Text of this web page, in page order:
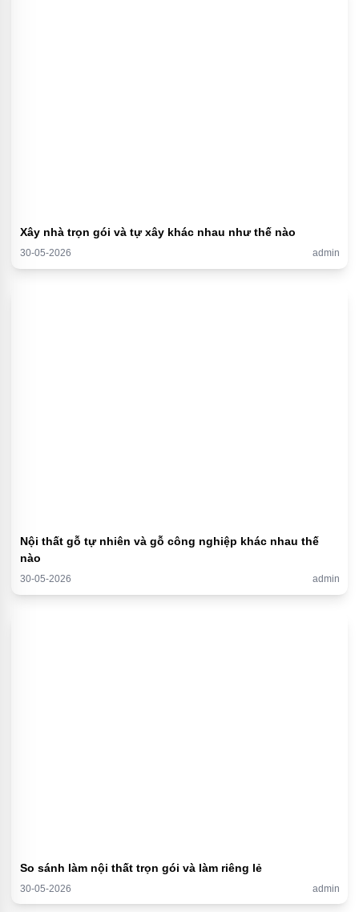
Xây nhà trọn gói và tự xây khác nhau như thế nào
30-05-2026 admin
Nội thất gỗ tự nhiên và gỗ công nghiệp khác nhau thế
nào
30-05-2026 admin
So sánh làm nội thất trọn gói và làm riêng lẻ
30-05-2026 admin